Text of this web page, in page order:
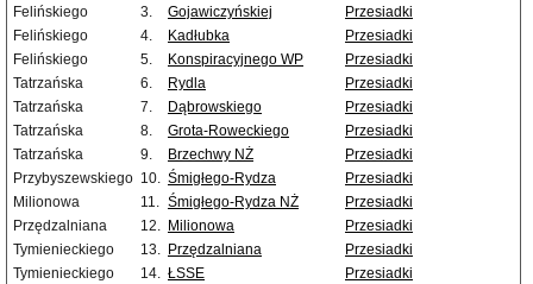
Felińskiego
3. Gojawiczyńskiej
Przesiadki
Felińskiego
4. Kadłubka
Przesiadki
Felińskiego
5. Konspiracyjnego WP
Przesiadki
Tatrzańska
6. Rydla
Przesiadki
Tatrzańska
7. Dąbrowskiego
Przesiadki
Tatrzańska
8. Grota-Roweckiego
Przesiadki
Tatrzańska
9. Brzechwy NŻ
Przesiadki
Przybyszewskiego 10. Śmigłego-Rydza
Przesiadki
Milionowa
11. Śmigłego-Rydza NŻ
Przesiadki
Przędzalniana
12. Milionowa
Przesiadki
Tymienieckiego
13. Przędzalniana
Przesiadki
Tymienieckiego
14. ŁSSE
Przesiadki